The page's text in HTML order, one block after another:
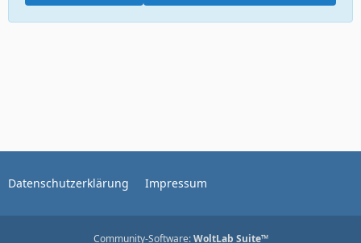
Datenschutzerklärung Impressum
Community-Software:WoltLab Suite™